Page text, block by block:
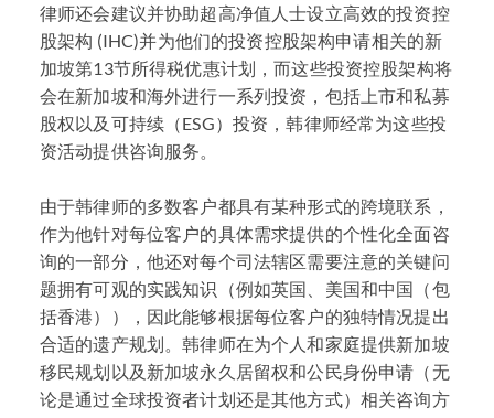
律师还会建议并协助超高净值人士设立高效的投资控
股架构 (IHC)并为他们的投资控股架构申请相关的新
加坡第13节所得税优惠计划，而这些投资控股架构将
会在新加坡和海外进行一系列投资，包括上市和私募
股权以及可持续（ESG）投资，韩律师经常为这些投
资活动提供咨询服务。
由于韩律师的多数客户都具有某种形式的跨境联系，
作为他针对每位客户的具体需求提供的个性化全面咨
询的一部分，他还对每个司法辖区需要注意的关键问
题拥有可观的实践知识（例如英国、美国和中国（包
括香港）），因此能够根据每位客户的独特情况提出
合适的遗产规划。韩律师在为个人和家庭提供新加坡
移民规划以及新加坡永久居留权和公民身份申请（无
论是通过全球投资者计划还是其他方式）相关咨询方